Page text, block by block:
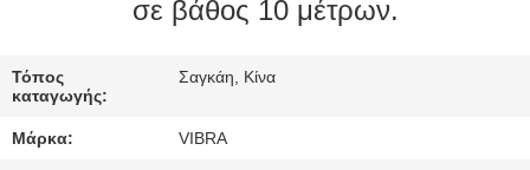
ΕΡΓΟΣΤΑΣΊΩΝ
ΠΟΙΟΤΙΚΌΣ
ΈΛΕΓΧΟΣ
σε βάθος 10 μέτρων.
Τόπος
καταγωγής:
Σαγκάη, Κίνα
Μάρκα: VIBRA